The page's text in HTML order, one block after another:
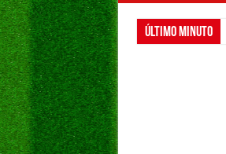
Último Minuto